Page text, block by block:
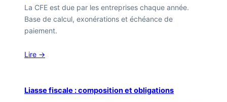
La CFE est due par les entreprises chaque année.
Base de calcul, exonérations et échéance de
paiement.
Lire →
Liasse fiscale : composition et obligations